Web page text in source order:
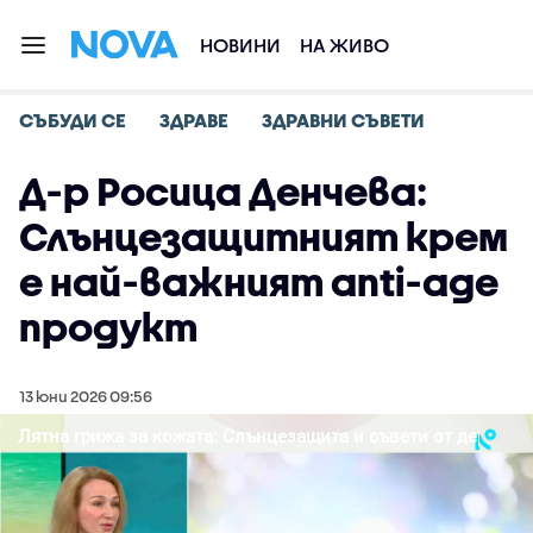
НОВИНИ НА ЖИВО
СЪБУДИ СЕ ЗДРАВЕ ЗДРАВНИ СЪВЕТИ
Д-р Росица Денчева:
Слънцезащитният крем
е най-важният anti-age
продукт
13 юни 2026 09:56